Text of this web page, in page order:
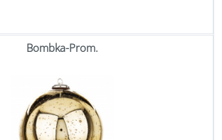
Bombka-Prom.